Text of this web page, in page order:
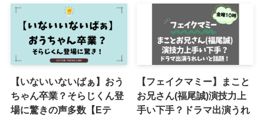
【いないいないばぁ】おう
ちゃん卒業？そらじくん登
場に驚きの声多数【Eテ
【フェイクマミー】まこと
お兄さん(福尾誠)演技力上
手い下手？ドラマ出演うれ